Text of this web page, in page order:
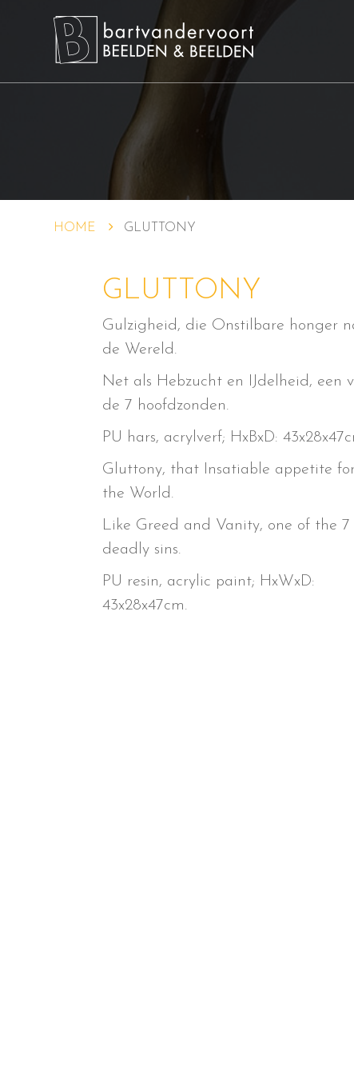
HOME GLUTTONY
GLUTTONY
Gulzigheid, die Onstilbare honger
de Wereld.
Net als Hebzucht en IJdelheid, een
de 7 hoofdzonden.
PU hars, acrylverf; HxBxD:
Gluttony, that Insatiable appetite
the World.
Like Greed and Vanity, one of the 7
deadly sins.
PU resin, acrylic paint; HxWxD:
43x28x47cm.